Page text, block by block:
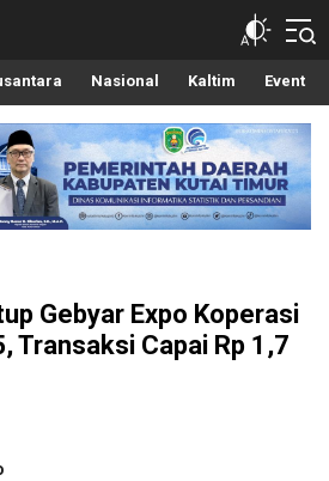
Nasional Kaltim Event
Gebyar Expo Koperasi
Transaksi Capai Rp 1,7